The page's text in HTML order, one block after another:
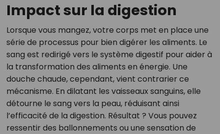
Impact sur la digestion
Lorsque vous mangez, votre corps met en place une
série de processus pour bien digérer les aliments. Le
sang est redirigé vers le système digestif pour aider à
la transformation des aliments en énergie. Une
douche chaude, cependant, vient contrarier ce
mécanisme. En dilatant les vaisseaux sanguins, elle
détourne le sang vers la peau, réduisant ainsi
l’efficacité de la digestion. Résultat ? Vous pouvez
ressentir des ballonnements ou une sensation de